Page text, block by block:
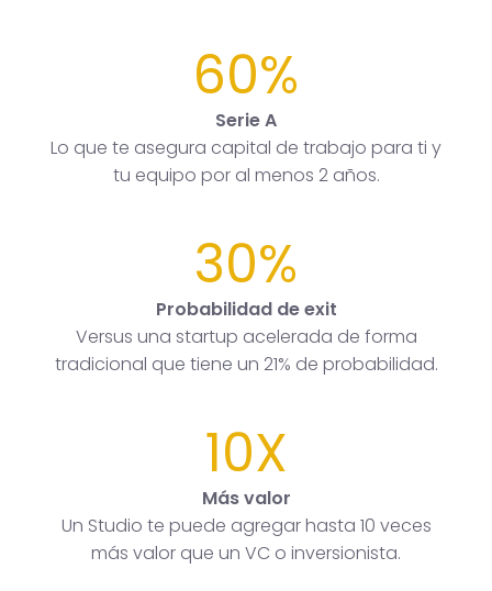
60%
Serie A
Lo que te asegura capital de trabajo para ti y
tu equipo por al menos 2 años.
30%
Probabilidad de exit
Versus una startup acelerada de forma
tradicional que tiene un 21% de probabilidad.
10X
Más valor
Un Studio te puede agregar hasta 10 veces
más valor que un VC o inversionista.